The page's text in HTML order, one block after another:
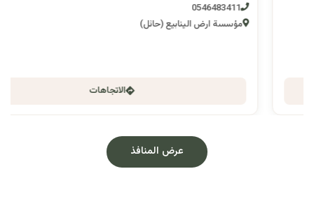
0546483411
مؤسسة ارض الينابيع (حائل)
الاتجاهات
عرض المنافذ